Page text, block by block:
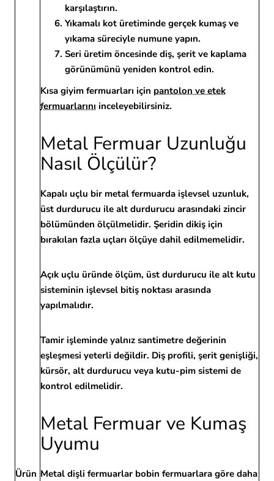
Ürün
karşılaştırın.
Yıkamalı kot üretiminde gerçek kumaş ve
yıkama süreciyle numune yapın.
Seri üretim öncesinde diş, şerit ve kaplama
görünümünü yeniden kontrol edin.
Kısa giyim fermuarları için pantolon ve etek
fermuarlarını inceleyebilirsiniz.
Metal Fermuar Uzunluğu
Nasıl Ölçülür?
Kapalı uçlu bir metal fermuarda işlevsel uzunluk,
üst durdurucu ile alt durdurucu arasındaki zincir
bölümünden ölçülmelidir. Şeridin dikiş için
bırakılan fazla uçları ölçüye dahil edilmemelidir.
Açık uçlu üründe ölçüm, üst durdurucu ile alt kutu
sisteminin işlevsel bitiş noktası arasında
yapılmalıdır.
Tamir işleminde yalnız santimetre değerinin
eşleşmesi yeterli değildir. Diş profili, şerit genişliği,
kürsör, alt durdurucu veya kutu-pim sistemi de
kontrol edilmelidir.
Metal Fermuar ve Kumaş
Uyumu
Metal dişli fermuarlar bobin fermuarlara göre daha